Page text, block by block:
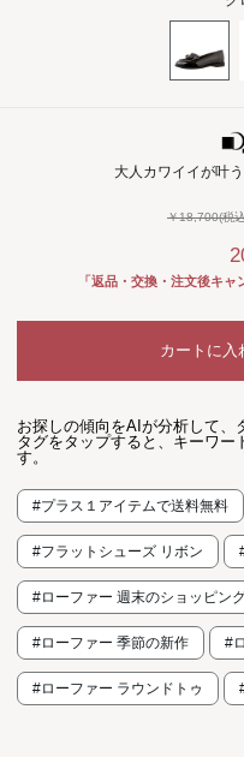
大人カワイイが叶
￥18,700(税
「返品・交換・注文後キ
カートに入
お探しの傾向をAIが分析して、
タグをタップすると、キーワー
す。
#プラス１アイテムで送料無料
#フラットシューズ リボン
#ローファー 週末のショッピン
#ローファー 季節の新作 #
#ローファー ラウンドトゥ